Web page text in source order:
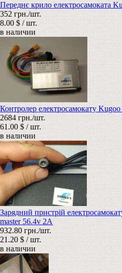
Переднє крило електросамоката
352 грн./шт.
8.00 $ / шт.
в наличии
Контролер електросамокату
2684 грн./шт.
61.00 $ / шт.
в наличии
Зарядний пристрій
master 56.4v 2A
932.80 грн./шт.
21.20 $ / шт.
в наличии